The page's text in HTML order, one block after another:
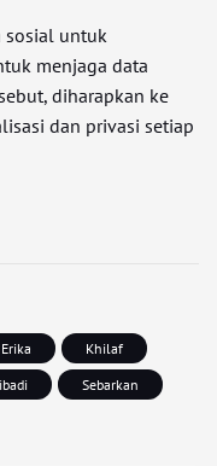
sosial untuk
menjaga data
diharapkan ke
dan privasi setiap
Erika
Khilaf
Sebarkan